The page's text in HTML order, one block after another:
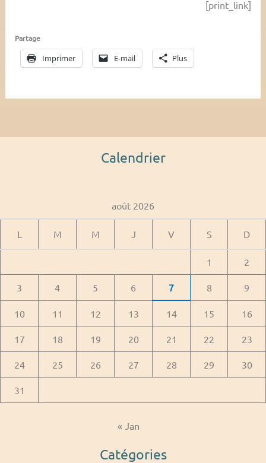
[print_link]
Partage
Imprimer E-mail Plus
Calendrier
août 2026
L M M J V S D
1 2
3 4 5 6 7 8 9
10 11 12 13 14 15 16
17 18 19 20 21 22 23
24 25 26 27 28 29 30
31
« Jan
Catégories